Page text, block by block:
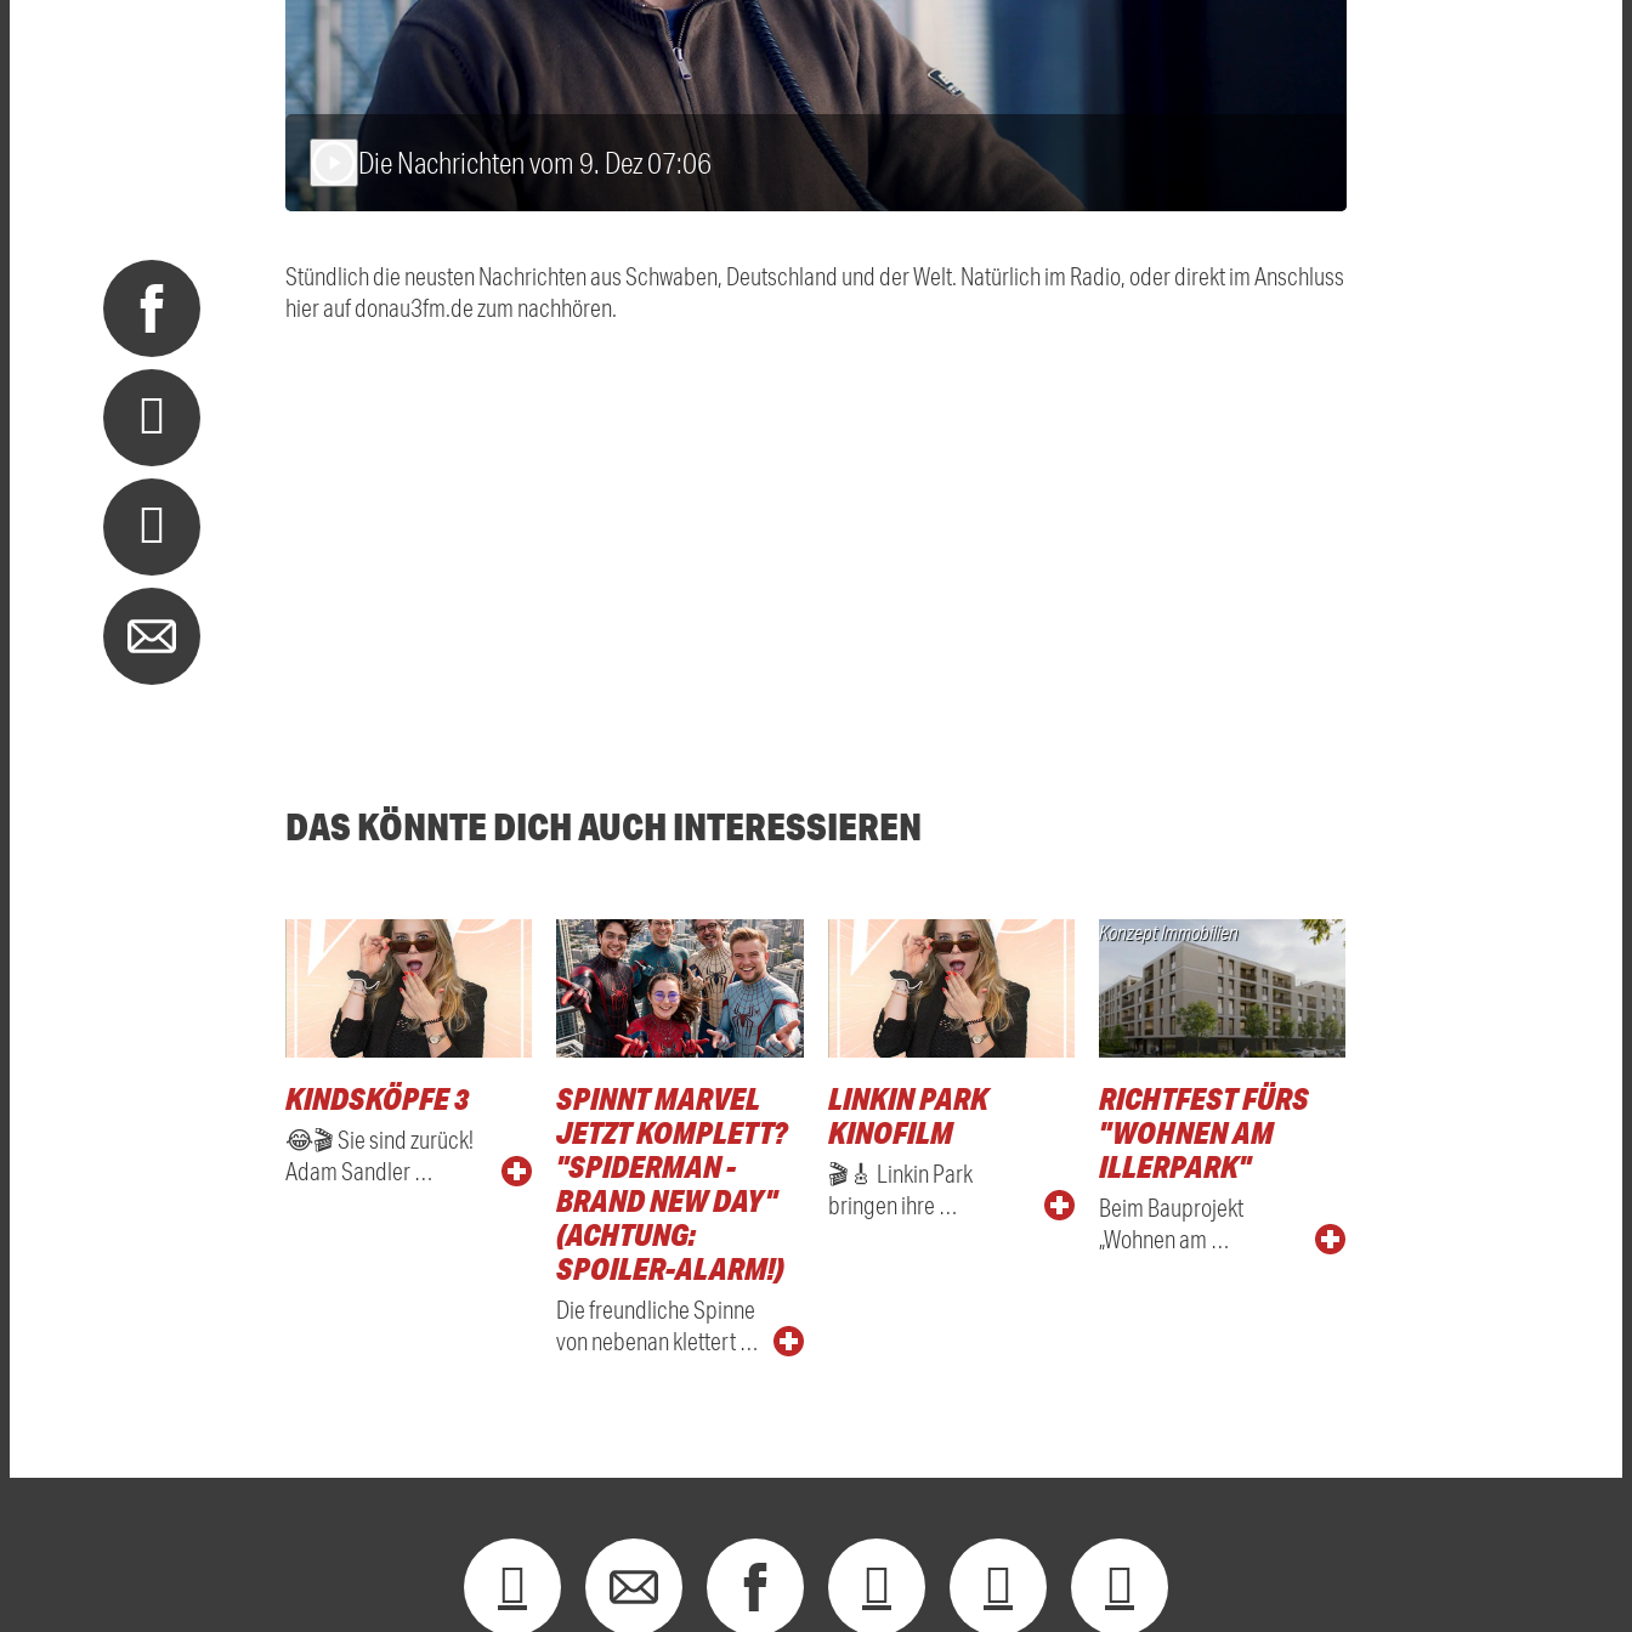
Die Nachrichten vom 9. Dez 07:06
Stündlich die neusten Nachrichten aus Schwaben, Deutschland und der Welt. Natürlich im Radio, oder direkt im Anschluss
hier auf donau3fm.de zum nachhören.
DAS KÖNNTE DICH AUCH INTERESSIEREN
KINDSKÖPFE 3
😂🎬 Sie sind zurück!
Adam Sandler …
SPINNT MARVEL
JETZT KOMPLETT?
"SPIDERMAN -
BRAND NEW DAY"
(ACHTUNG:
SPOILER-ALARM!)
Die freundliche Spinne
von nebenan klettert …
LINKIN PARK
KINOFILM
🎬🎸 Linkin Park
bringen ihre …
Konzept Immobilien
RICHTFEST FÜRS
"WOHNEN AM
ILLERPARK"
Beim Bauprojekt
„Wohnen am …